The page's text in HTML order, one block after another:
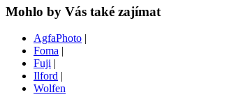
Mohlo by Vás také zajímat
AgfaPhoto |
Foma |
Fuji |
Ilford |
Wolfen